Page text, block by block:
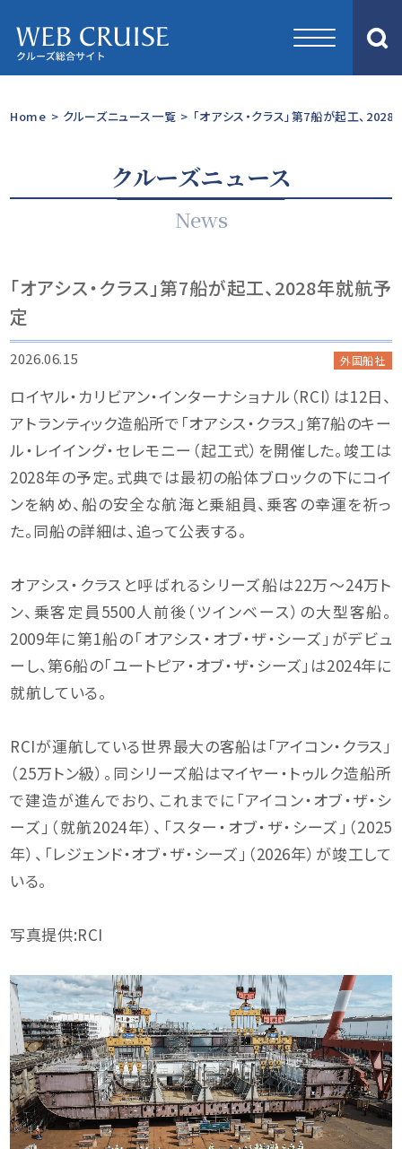
Home > クルーズニュース一覧 > 「オアシス・クラス」第7船が起工、
クルーズニュース
News
「オアシス・クラス」第7船が起工、2028年就航予
定
2026.06.15 外国船社
ロイヤル・カリビアン・インターナショナル（RCI）は12日、
アトランティック造船所で「オアシス・クラス」第7船のキー
ル・レイイング・セレモニー（起工式）を開催した。竣工は
2028年の予定。式典では最初の船体ブロックの下にコイ
ンを納め、船の安全な航海と乗組員、乗客の幸運を祈っ
た。同船の詳細は、追って公表する。
オアシス・クラスと呼ばれるシリーズ船は22万〜24万ト
ン、乗客定員5500人前後（ツインベース）の大型客船。
2009年に第1船の「オアシス・オブ・ザ・シーズ」がデビュ
ーし、第6船の「ユートピア・オブ・ザ・シーズ」は2024年に
就航している。
RCIが運航している世界最大の客船は「アイコン・クラス」
（25万トン級）。同シリーズ船はマイヤー・トゥルク造船所
で建造が進んでおり、これまでに「アイコン・オブ・ザ・シ
ーズ」（就航2024年）、「スター・オブ・ザ・シーズ」（2025
年）、「レジェンド・オブ・ザ・シーズ」（2026年）が竣工して
いる。
写真提供:RCI